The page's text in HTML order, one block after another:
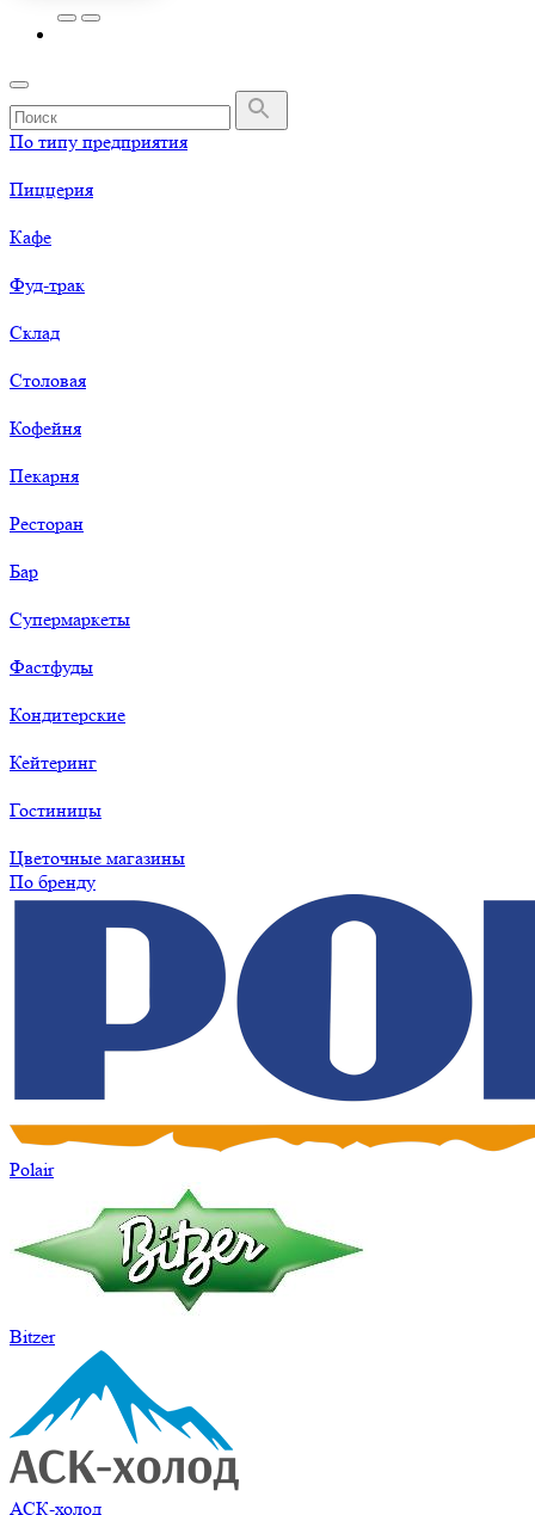
По типу предприятия
Пиццерия
Кафе
Фуд-трак
Склад
Столовая
Кофейня
Пекарня
Ресторан
Бар
Супермаркеты
Фастфуды
Кондитерские
Кейтеринг
Гостиницы
Цветочные магазины
По бренду
Polair
Bitzer
АСК-холод